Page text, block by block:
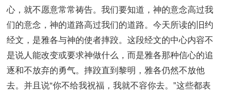
心，就不愿意常常祷告。我们要知道，神的意念高过我
们的意念，神的道路高过我们的道路。今天所读的旧约
经文，是雅各与神的使者摔跤。这段经文的中心内容不
是说人能改变或要求神做什么，而是雅各那种信心的追
逐和不放弃的勇气。摔跤直到黎明，雅各仍然不放他
去。并且说“你不给我祝福，我就不容你去。”这些都表